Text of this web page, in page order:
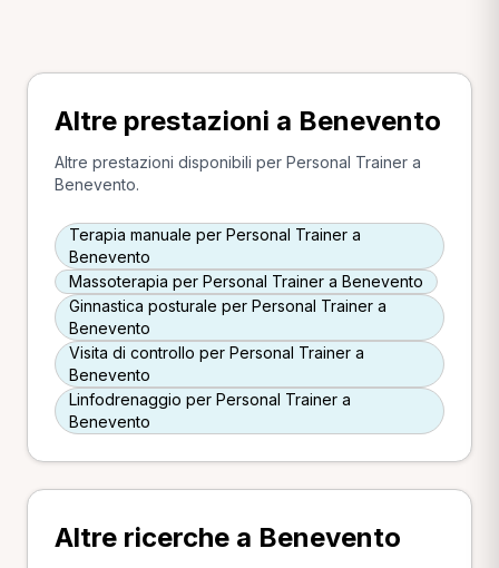
Altre prestazioni a Benevento
Altre prestazioni disponibili per Personal Trainer a
Benevento.
Terapia manuale per Personal Trainer a
Benevento
Massoterapia per Personal Trainer a Benevento
Ginnastica posturale per Personal Trainer a
Benevento
Visita di controllo per Personal Trainer a
Benevento
Linfodrenaggio per Personal Trainer a
Benevento
Altre ricerche a Benevento